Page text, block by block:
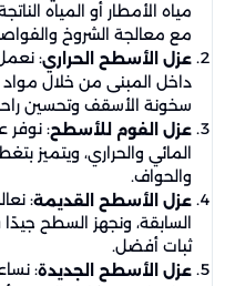
مياه الأمطار أو المياه
مع معالجة الشروخ
عزل الأسطح الحراري:
داخل المبنى من خلال
سخونة الأسقف وتحسين
عزل الفوم للأسطح: نوفر
المائي والحراري، ويتميز
والحواف.
عزل الأسطح القديمة:
السابقة، ونجهز السطح
ثبات أفضل.
عزل الأسطح الجديدة: